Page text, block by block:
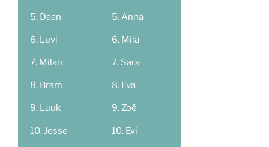
Daan
Levi
Milan
Bram
Luuk
Jesse
Anna
Mila
Sara
Eva
Zoë
Evi